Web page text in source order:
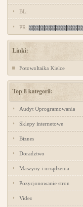
BL:
PR:
Linki:
Fotowoltaika Kielce
Top 8 kategorii:
Audyt Oprogramowania
Sklepy internetowe
Biznes
Doradztwo
Maszyny i urządzenia
Pozycjonowanie stron
Video